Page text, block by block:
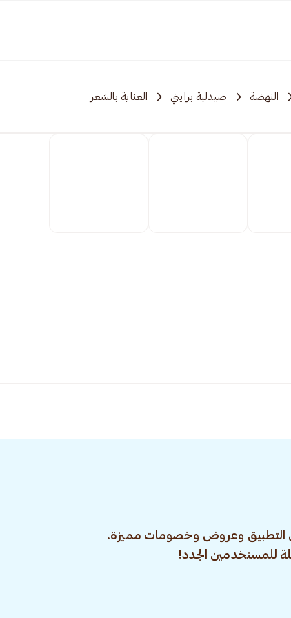
النهضة صيدلية برايتي العناية بالشعر
التطبيق وعروض وخصومات مميزة.
للمستخدمين الجدد!